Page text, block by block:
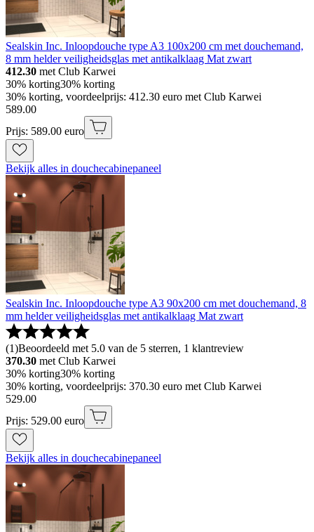
Sealskin Inc. Inloopdouche type A3 100x200 cm met douchemand,
8 mm helder veiligheidsglas met antikalklaag Mat zwart
412.30 met Club Karwei
30% korting30% korting
30% korting, voordeelprijs: 412.30 euro met Club Karwei
589.00
Prijs: 589.00 euro
Bekijk alles in douchecabinepaneel
Sealskin Inc. Inloopdouche type A3 90x200 cm met douchemand, 8
mm helder veiligheidsglas met antikalklaag Mat zwart
(1)Beoordeeld met 5.0 van de 5 sterren, 1 klantreview
370.30 met Club Karwei
30% korting30% korting
30% korting, voordeelprijs: 370.30 euro met Club Karwei
529.00
Prijs: 529.00 euro
Bekijk alles in douchecabinepaneel